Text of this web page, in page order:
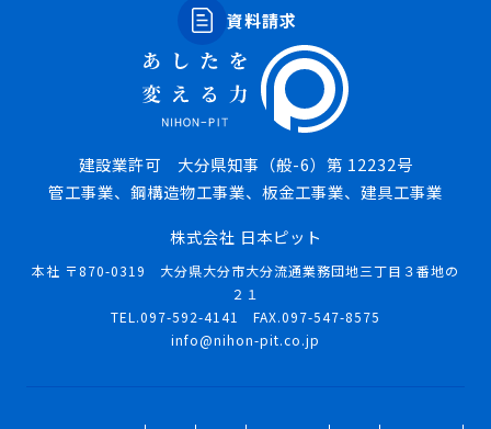
資料請求
建設業許可 大分県知事（般-6）第 12232号
管工事業、鋼構造物工事業、板金工事業、建具工事業
株式会社 日本ピット
本社 〒870-0319 大分県大分市大分流通業務団地三丁目３番地の
２１
TEL.097-592-4141 FAX.097-547-8575
info@nihon-pit.co.jp